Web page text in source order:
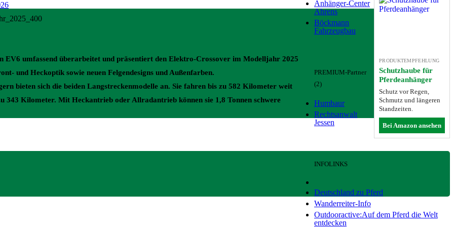
umfassend überarbeitet und präsentiert den Elektro-Crossover im Modelljahr 2025
und Heckoptik sowie neuen Felgendesigns und Außenfarben.
bieten sich die beiden Langstreckenmodelle an. Sie fahren bis zu 582 Kilometer weit
343 Kilometer. Mit Heckantrieb oder Allradantrieb können sie 1,8 Tonnen schwere
PRODUKTEMPFEHLUNG
Schutzhaube für
Pferdeanhänger
Schutz vor Regen,
Schmutz und längeren
Standzeiten.
Bei Amazon ansehen
Anhänger-Center
Ahrens
Böckmann
Fahrzeugbau
PREMIUM-Partner
(2)
Humbaur
Rechtsanwalt
Jessen
INFOLINKS
Deutschland zu Pferd
Wanderreiter-Info
Outdooractive:Auf dem Pferd die Welt
entdecken